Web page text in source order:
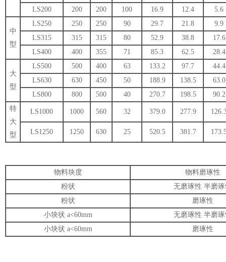
LS200
200 200 100 16.9 12.4 5.6
中
型
LS250 250 250 90 29.7 21.8
9.9
LS315
315 315 80 52.9 38.8
17.6
LS400
400 355 71 85.3 62.5 28.4
大
型
LS500 500 400 63 133.2 97.7
44.4
LS630
630 450 50 188.9 138.5
63.0
LS800
800 500 40 270.7 198.5
90.2
特
大
型
LS1000 1000 560 32 379.0 277.9
LS1250 1250 630 25 520.5 381.7
物料块度
物料磨琢性
粉状
无磨琢性 半磨琢
粉状
磨琢性
小块状 a<60mm
无磨琢性 半磨琢
小块状 a<60mm
磨琢性